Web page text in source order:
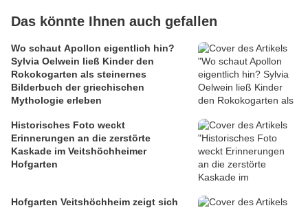
Das könnte Ihnen auch gefallen
Wo schaut Apollon eigentlich hin?
Sylvia Oelwein ließ Kinder den
Rokokogarten als steinernes
Bilderbuch der griechischen
Mythologie erleben
Historisches Foto weckt
Erinnerungen an die zerstörte
Kaskade im Veitshöchheimer
Hofgarten
Hofgarten Veitshöchheim zeigt sich